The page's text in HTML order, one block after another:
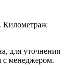
. Километраж
для уточнения
с менеджером.